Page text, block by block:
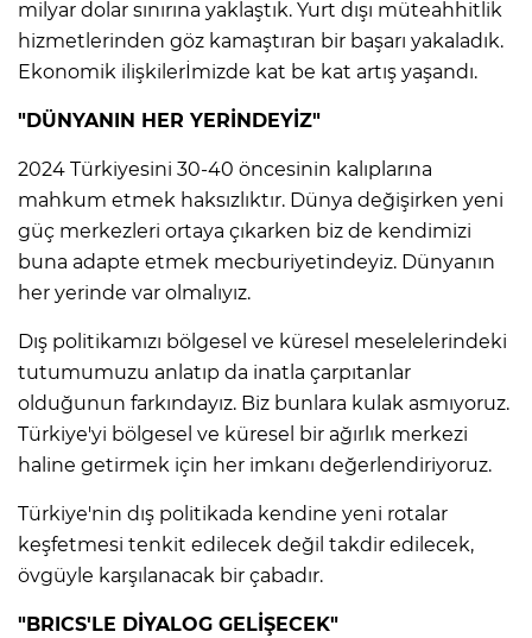
milyar dolar sınırına yaklaştık. Yurt dışı müteahhitlik
hizmetlerinden göz kamaştıran bir başarı yakaladık.
Ekonomik ilişkilerİmizde kat be kat artış yaşandı.
"DÜNYANIN HER YERİNDEYİZ"
2024 Türkiyesini 30-40 öncesinin kalıplarına
mahkum etmek haksızlıktır. Dünya değişirken yeni
güç merkezleri ortaya çıkarken biz de kendimizi
buna adapte etmek mecburiyetindeyiz. Dünyanın
her yerinde var olmalıyız.
Dış politikamızı bölgesel ve küresel meselelerindeki
tutumumuzu anlatıp da inatla çarpıtanlar
olduğunun farkındayız. Biz bunlara kulak asmıyoruz.
Türkiye'yi bölgesel ve küresel bir ağırlık merkezi
haline getirmek için her imkanı değerlendiriyoruz.
Türkiye'nin dış politikada kendine yeni rotalar
keşfetmesi tenkit edilecek değil takdir edilecek,
övgüyle karşılanacak bir çabadır.
"BRICS'LE DİYALOG GELİŞECEK"